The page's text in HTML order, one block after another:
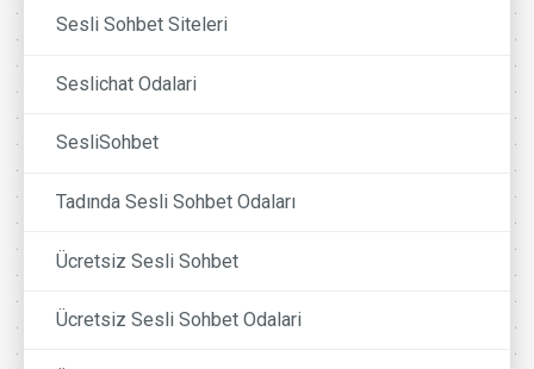
Sesli Sohbet Siteleri
Seslichat Odalari
SesliSohbet
Tadında Sesli Sohbet Odaları
Ücretsiz Sesli Sohbet
Ücretsiz Sesli Sohbet Odalari